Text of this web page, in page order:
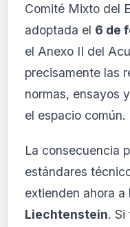
Desde 9,99
Comité Mixto del
adoptada el 6 de
el Anexo II del
precisamente las
normas, ensayos
el espacio común.
La consecuencia
estándares
extienden ahora a
Liechtenstein. Si